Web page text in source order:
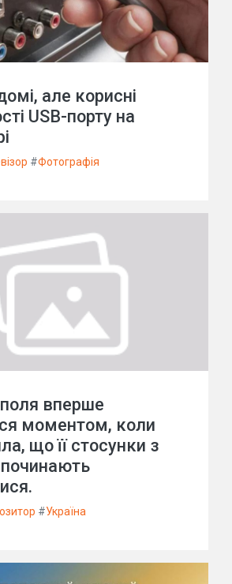
але корисні
USB-порту на
#Фотографія
вперше
моментом, коли
що її стосунки з
#Україна